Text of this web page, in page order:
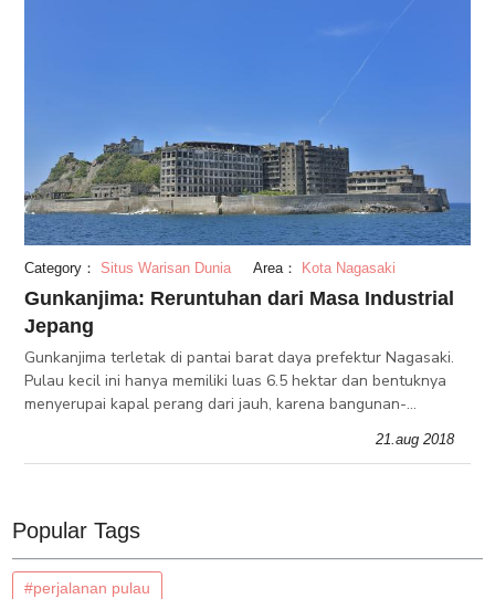
Category： Situs Warisan Dunia Area： Kota Nagasaki
Gunkanjima: Reruntuhan dari Masa Industrial
Jepang
Gunkanjima terletak di pantai barat daya prefektur Nagasaki.
Pulau kecil ini hanya memiliki luas 6.5 hektar dan bentuknya
menyerupai kapal perang dari jauh, karena bangunan-
21.aug 2018
Popular Tags
#perjalanan pulau